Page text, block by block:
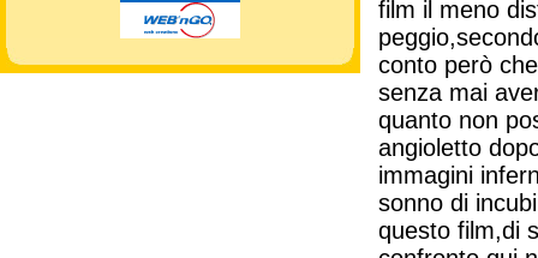
film il meno
conto però
senza mai
quanto non
angioletto
immagini
sonno di
questo film,di